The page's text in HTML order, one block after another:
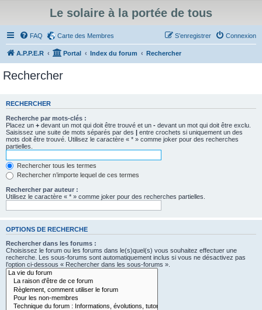
Le solaire à la portée de tous
FAQ Carte des Membres Connexion
S’enregistrer
A.P.P.E.R Portal Index du forum Rechercher
Rechercher
RECHERCHER
Recherche par mots-clés :
Placez un + devant un mot qui doit être trouvé et un - devant un mot qui doit être exclu.
Saisissez une suite de mots séparés par des | entre crochets si uniquement un des
mots doit être trouvé. Utilisez le caractère « * » comme joker pour des recherches
partielles.
Rechercher tous les termes
Rechercher n’importe lequel de ces termes
Rechercher par auteur :
Utilisez le caractère « * » comme joker pour des recherches partielles.
OPTIONS DE RECHERCHE
Rechercher dans les forums :
Choisissez le forum ou les forums dans le(s)quel(s) vous souhaitez effectuer une
recherche. Les sous-forums sont automatiquement inclus si vous ne désactivez pas
l’option ci-dessous « Rechercher dans les sous-forums ».